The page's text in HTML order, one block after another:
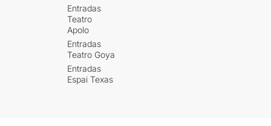
Entradas
Teatro
Apolo
Entradas
Teatro Goya
Entradas
Espai Texas